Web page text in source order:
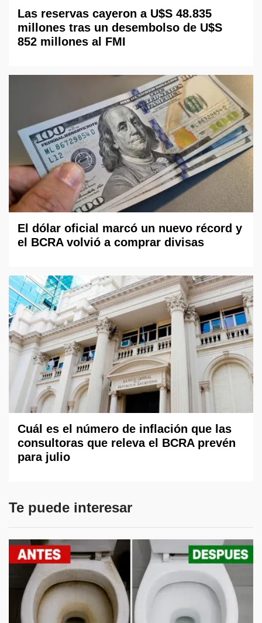
Las reservas cayeron a U$S 48.835
millones tras un desembolso de U$S
852 millones al FMI
El dólar oficial marcó un nuevo récord y
el BCRA volvió a comprar divisas
Cuál es el número de inflación que las
consultoras que releva el BCRA prevén
para julio
Te puede interesar